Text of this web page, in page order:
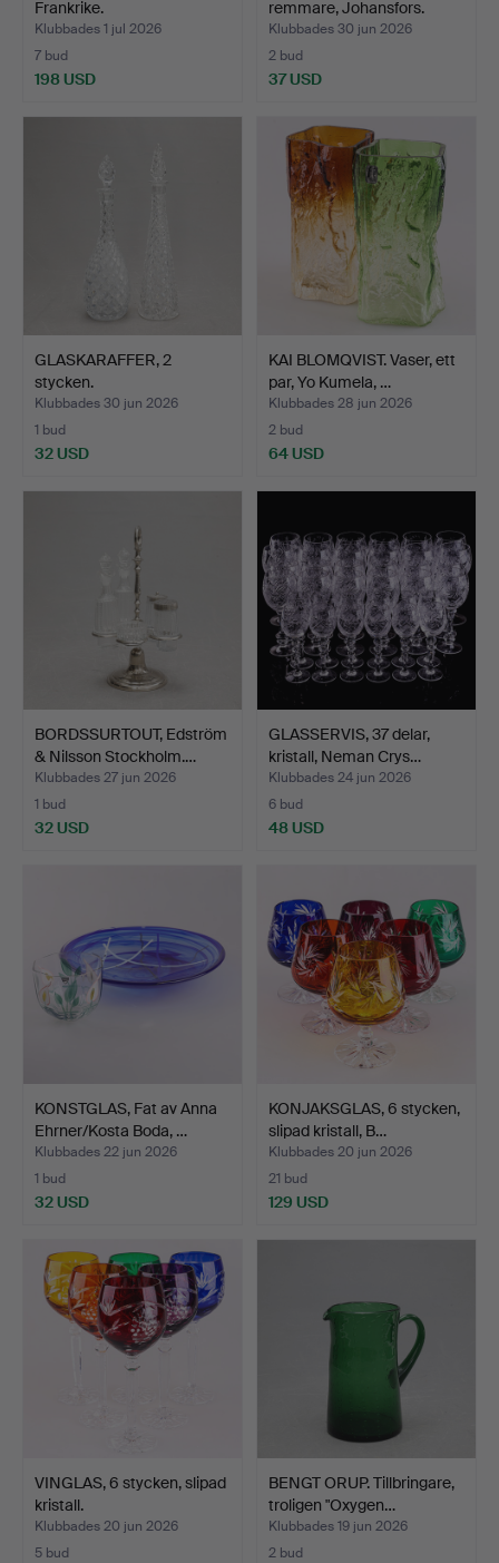
Frankrike.
Klubbades 1 jul 2026
7 bud
198 USD
remmare, Johansfors.
Klubbades 30 jun 2026
2 bud
37 USD
GLASKARAFFER, 2
stycken.
Klubbades 30 jun 2026
1 bud
32 USD
KAI BLOMQVIST. Vaser, ett
par, Yo Kumela, …
Klubbades 28 jun 2026
2 bud
64 USD
BORDSSURTOUT, Edström
& Nilsson Stockholm.…
Klubbades 27 jun 2026
1 bud
32 USD
GLASSERVIS, 37 delar,
kristall, Neman Crys…
Klubbades 24 jun 2026
6 bud
48 USD
KONSTGLAS, Fat av Anna
Ehrner/Kosta Boda, …
Klubbades 22 jun 2026
1 bud
32 USD
KONJAKSGLAS, 6 stycken,
slipad kristall, B…
Klubbades 20 jun 2026
21 bud
129 USD
VINGLAS, 6 stycken, slipad
kristall.
Klubbades 20 jun 2026
5 bud
BENGT ORUP. Tillbringare,
troligen "Oxygen…
Klubbades 19 jun 2026
2 bud